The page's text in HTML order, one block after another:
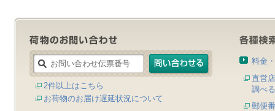
2件以上はこちら
お荷物のお届け遅延状況について
料金
直営
調べる
郵便